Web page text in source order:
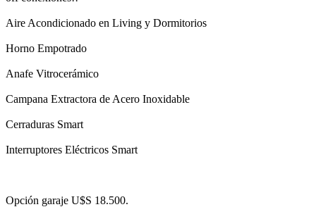
Aire Acondicionado en Living y Dormitorios
Horno Empotrado
Anafe Vitrocerámico
Campana Extractora de Acero Inoxidable
Cerraduras Smart
Interruptores Eléctricos Smart
Opción garaje U$S 18.500.